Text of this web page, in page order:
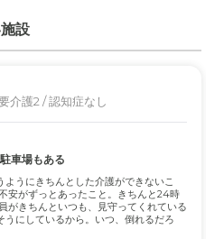
ついて
て訪問しやすい。
環境、交通アクセス他を考慮
言える。
設
介護2 / 認知症なし
車場もある
うにきちんとした介護ができないこ
安がずっとあったこと。きちんと24時
がきちんといつも、見守ってくれている
うにしているから。いつ、倒れるだろ